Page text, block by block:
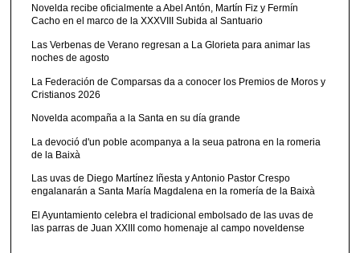
Novelda recibe oficialmente a Abel Antón, Martín Fiz y Fermín
Cacho en el marco de la XXXVIII Subida al Santuario
Las Verbenas de Verano regresan a La Glorieta para animar las
noches de agosto
La Federación de Comparsas da a conocer los Premios de Moros y
Cristianos 2026
Novelda acompaña a la Santa en su día grande
La devoció d'un poble acompanya a la seua patrona en la romeria
de la Baixà
Las uvas de Diego Martínez Iñesta y Antonio Pastor Crespo
engalanarán a Santa María Magdalena en la romería de la Baixà
El Ayuntamiento celebra el tradicional embolsado de las uvas de
las parras de Juan XXIII como homenaje al campo noveldense